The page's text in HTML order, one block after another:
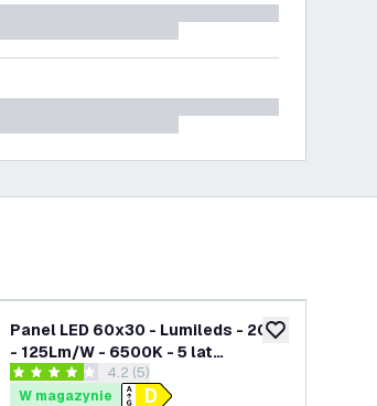
życzeń dodaj do listy
Panel LED 60x30 - Lumileds - 20W
- 125Lm/W - 6500K - 5 lat
gwarancjiotwórz panel recenzji
4.2 Gwiazdki oceny
4.2 (5)
W magazynie